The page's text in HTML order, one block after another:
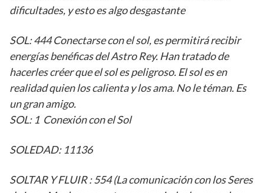
dificultades, y esto es algo desgastante
SOL: 444 Conectarse con el sol, es permitirá recibir
energías benéficas del Astro Rey. Han tratado de
hacerles créer que el sol es peligroso. El sol es en
realidad quien los calienta y los ama. No le téman. Es
un gran amigo.
SOL: 1 Conexión con el Sol
SOLEDAD: 11136
SOLTAR Y FLUIR : 554 (La comunicación con los Seres